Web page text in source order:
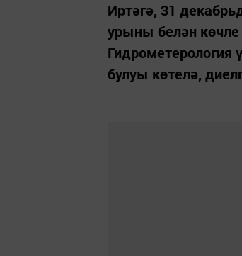
Иртәгә, 31
урыны белән көчле
Гидрометерология
булуы көтелә,